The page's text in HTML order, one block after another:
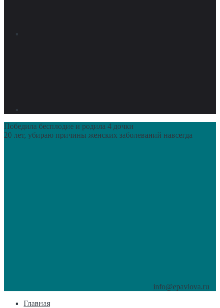
Победила бесплодие и родила 4 дочки
20 лет, убираю причины женских заболеваний навсегда
info@epavlova.ru
Главная